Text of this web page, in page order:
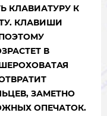
КЛАВИАТУРУ К
КЛАВИШИ
В
ЗАМЕТНО
ОПЕЧАТОК.